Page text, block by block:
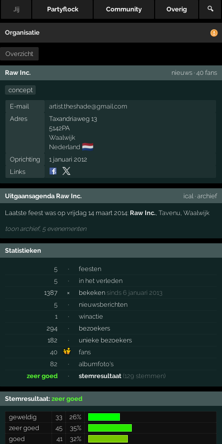
Jij Partyflock Community Overig 🔍
Organisatie
Overzicht
Raw Inc. nieuws· 40 fans
concept
E-mail
artist.theshade@gmail.com
Adres
Taxandriaweg 13
5142PA
Waalwijk
Nederland 🇳🇱
Oprichting
1 januari 2012
Links
Uitgaansagenda Raw Inc. ical · archief
Laatste feest was op vrijdag 14 maart 2014: Raw Inc. ,Tavenu ,Waalwijk
toon archief, 5 evenementen
Statistieken
5 ·
feesten
5
·
in het verleden
1387
× bekeken sinds 6 januari 2013
5
·
nieuwsberichten
1
·
winactie
294
·
bezoekers
182
·
unieke bezoekers
40
fans
82
·
albumfoto's
zeer goed
· stemresultaat (129 stemmen)
Stemresultaat:zeer goed
geweldig 33
26%
zeer goed
45
35%
goed
41 32%